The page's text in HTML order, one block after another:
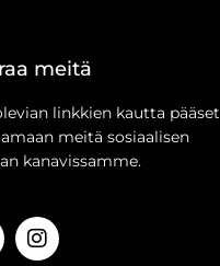
meitä
linkkien kautta pääset
meitä sosiaalisen
kanavissamme.